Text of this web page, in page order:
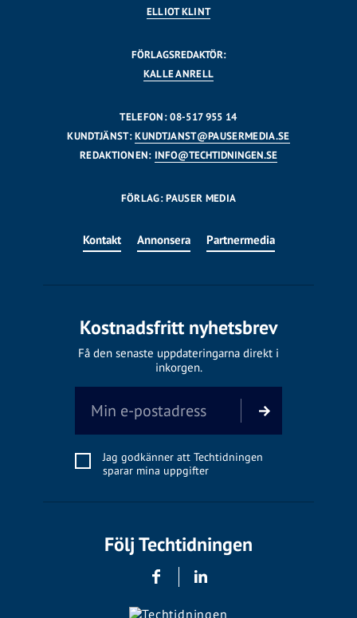
ELLIOT KLINT
FÖRLAGSREDAKTÖR:
KALLE ANRELL
TELEFON: 08-517 955 14
KUNDTJÄNST:KUNDTJANST@PAUSERMEDIA.SE
REDAKTIONEN: INFO@TECHTIDNINGEN.SE
FÖRLAG: PAUSER MEDIA
Kontakt Annonsera Partnermedia
Kostnadsfritt nyhetsbrev
Få den senaste uppdateringarna direkt i
inkorgen.
Jag godkänner att Techtidningen
sparar mina uppgifter
Följ Techtidningen